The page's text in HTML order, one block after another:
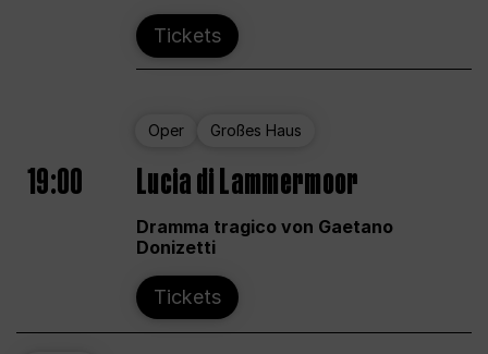
Tickets
Oper Großes Haus
19:00 Lucia di Lammermoor
Dramma tragico von Gaetano
Donizetti
Tickets